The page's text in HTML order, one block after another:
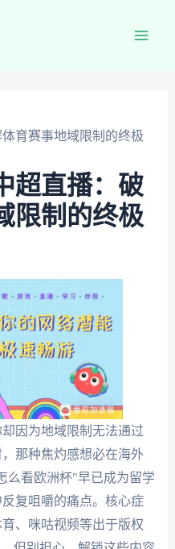
育赛事地域限制的终极
超直播：破
限制的终极
因为地域限制无法通过
那种焦灼感想必在海外
么看欧洲杯"早已成为留学
复咀嚼的痛点。核心症
、咪咕视频等出于版权